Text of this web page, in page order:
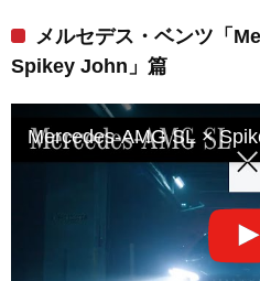
メルセデス・ベンツ「
Spikey John」篇
Mercedes-AMG SL ×